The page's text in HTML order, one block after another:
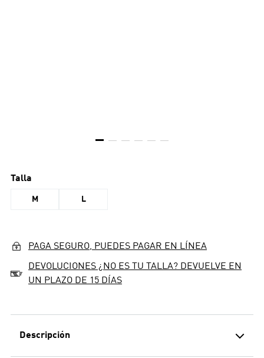
Talla
M L
PAGA SEGURO, PUEDES PAGAR EN LÍNEA
DEVOLUCIONES ¿NO ES TU TALLA? DEVUELVE EN
UN PLAZO DE 15 DÍAS
Descripción